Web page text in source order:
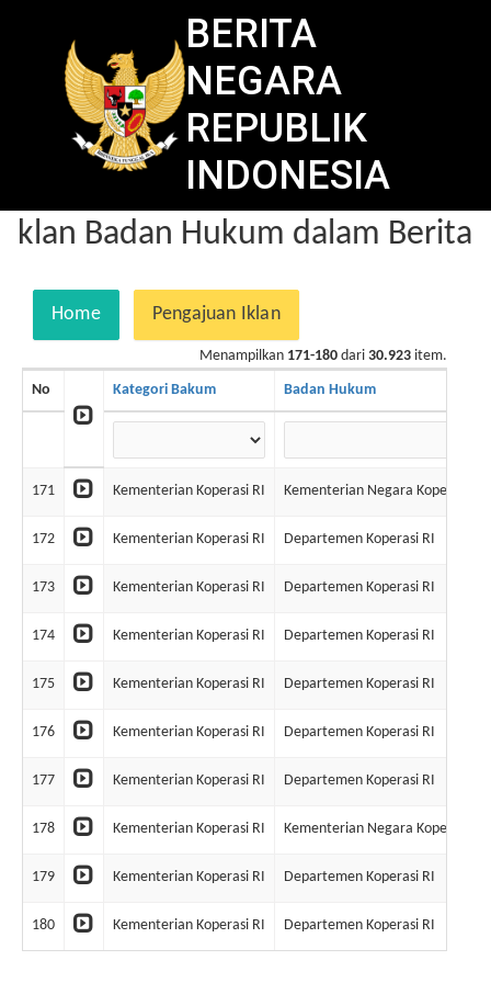
BERITA
NEGARA
REPUBLIK
INDONESIA
Badan Hukum dalam Berita
Home Pengajuan Iklan
Menampilkan 171-180 dari 30.923 item.
No Kategori Bakum Badan Hukum
171 Kementerian Koperasi RI Kementerian Negara Koperasi &
172 Kementerian Koperasi RI Departemen Koperasi RI
173 Kementerian Koperasi RI Departemen Koperasi RI
174 Kementerian Koperasi RI Departemen Koperasi RI
175 Kementerian Koperasi RI Departemen Koperasi RI
176 Kementerian Koperasi RI Departemen Koperasi RI
177 Kementerian Koperasi RI Departemen Koperasi RI
178 Kementerian Koperasi RI Kementerian Negara Koperasi &
179 Kementerian Koperasi RI Departemen Koperasi RI
180 Kementerian Koperasi RI Departemen Koperasi RI